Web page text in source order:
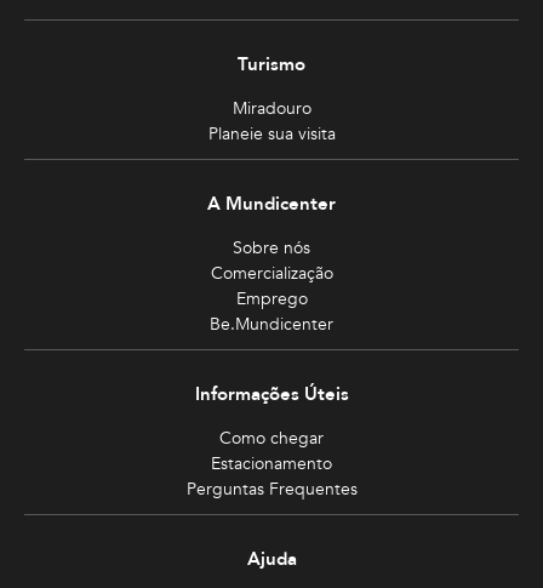
Turismo
Miradouro
Planeie sua visita
A Mundicenter
Sobre nós
Comercialização
Emprego
Be.Mundicenter
Informações Úteis
Como chegar
Estacionamento
Perguntas Frequentes
Ajuda